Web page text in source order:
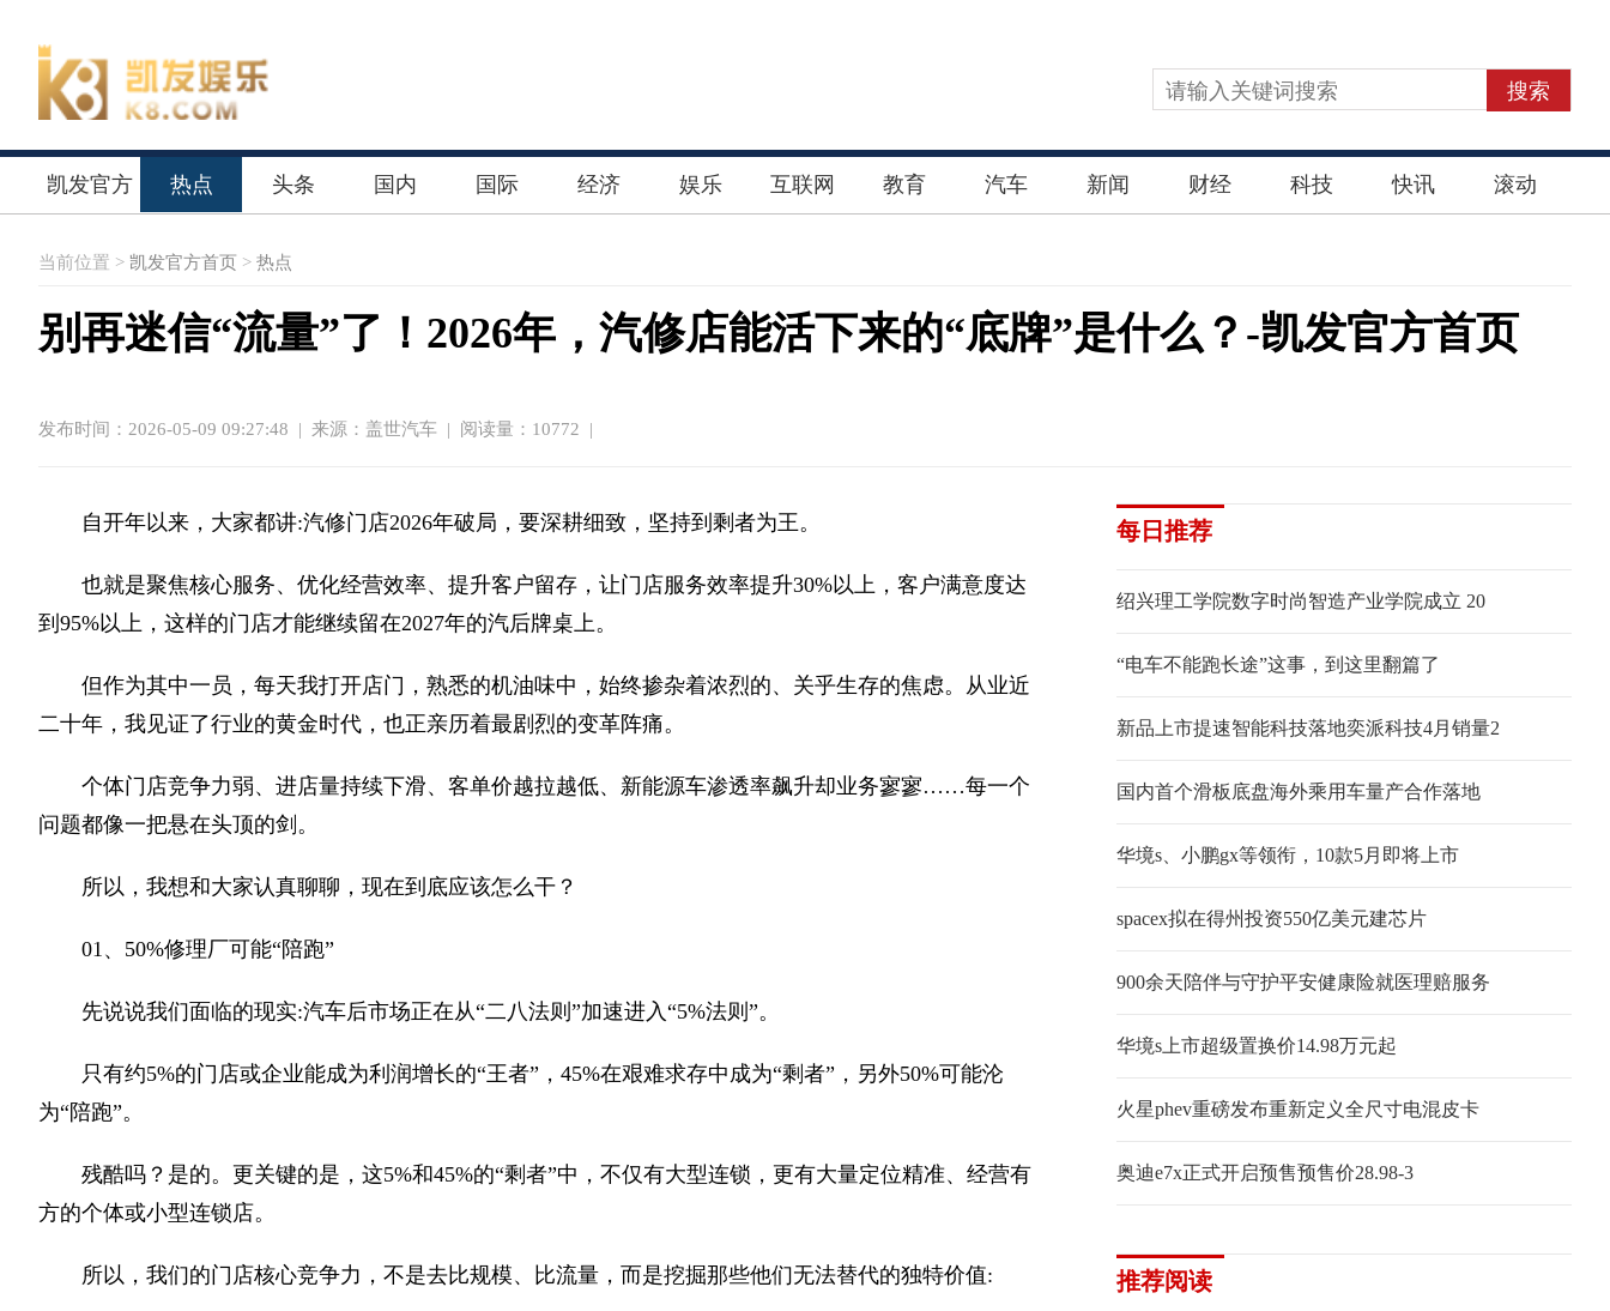
搜索
凯发官方 热点 头条 国内 国际 经济 娱乐 互联网 教育 汽车 新闻 财经 科技 快讯 滚动
当前位置 > 凯发官方首页 > 热点
别再迷信“流量”了！2026年，汽修店能活下来的“底牌”是什么？-凯发官方首页
发布时间：2026-05-09 09:27:48 | 来源：盖世汽车 | 阅读量：10772 |
自开年以来，大家都讲:汽修门店2026年破局，要深耕细致，坚持到剩者为王。
也就是聚焦核心服务、优化经营效率、提升客户留存，让门店服务效率提升30%以上，客户满意度达
到95%以上，这样的门店才能继续留在2027年的汽后牌桌上。
但作为其中一员，每天我打开店门，熟悉的机油味中，始终掺杂着浓烈的、关乎生存的焦虑。从业近
二十年，我见证了行业的黄金时代，也正亲历着最剧烈的变革阵痛。
个体门店竞争力弱、进店量持续下滑、客单价越拉越低、新能源车渗透率飙升却业务寥寥……每一个
问题都像一把悬在头顶的剑。
所以，我想和大家认真聊聊，现在到底应该怎么干？
01、50%修理厂可能“陪跑”
先说说我们面临的现实:汽车后市场正在从“二八法则”加速进入“5%法则”。
只有约5%的门店或企业能成为利润增长的“王者”，45%在艰难求存中成为“剩者”，另外50%可能沦
为“陪跑”。
残酷吗？是的。更关键的是，这5%和45%的“剩者”中，不仅有大型连锁，更有大量定位精准、经营有
方的个体或小型连锁店。
所以，我们的门店核心竞争力，不是去比规模、比流量，而是挖掘那些他们无法替代的独特价值:
每日推荐
绍兴理工学院数字时尚智造产业学院成立 20
“电车不能跑长途”这事，到这里翻篇了
新品上市提速智能科技落地奕派科技4月销量2
国内首个滑板底盘海外乘用车量产合作落地
华境s、小鹏gx等领衔，10款5月即将上市
spacex拟在得州投资550亿美元建芯片
900余天陪伴与守护平安健康险就医理赔服务
华境s上市超级置换价14.98万元起
火星phev重磅发布重新定义全尺寸电混皮卡
奥迪e7x正式开启预售预售价28.98-3
推荐阅读